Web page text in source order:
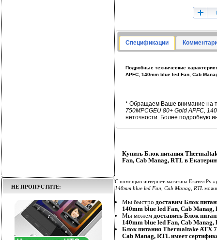
НЕ ПРОПУСТИТЕ:
Спецификации
Подробные технические
APFC, 140mm blue led Fan, Cab
* Обращаем Ваше внимание на
750MPCGEU 80+ Gold APFC,
неточности. Более подробную
Купить Блок питания
Fan, Cab Manag, RTL в
С помощью интернет-магазина Екател.Ру
140mm blue led Fan, Cab Manag, RTL
Мы быстро доставим Блок
140mm blue led Fan, Cab Manag,
Мы можем доставить Блок
140mm blue led Fan, Cab Manag,
Блок питания Thermaltake ATX
Cab Manag, RTL имеет